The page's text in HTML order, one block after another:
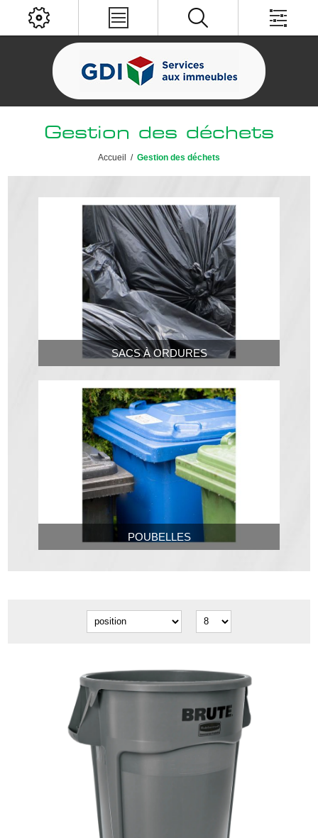
Gestion des déchets
Accueil / Gestion des déchets
SACS À ORDURES
POUBELLES